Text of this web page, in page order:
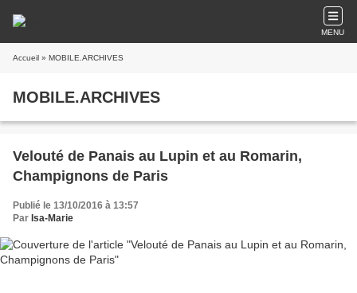
MENU
Accueil » MOBILE.ARCHIVES
MOBILE.ARCHIVES
Velouté de Panais au Lupin et au Romarin,
Champignons de Paris
Publié le 13/10/2016 à 13:57
Par Isa-Marie